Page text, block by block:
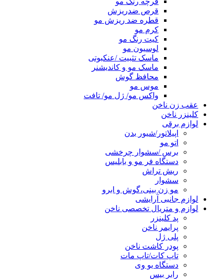
قرص ضدریزش
قطره ضد ریزش مو
کرم مو
کیت رنگ مو
لوسیون مو
ماسک تثبیت /عنکبوتی
ماسک مو و کاندیشنر
محافظ گوش
موس مو
واکس مو/ ژل مو/ تافت
عقب زن ناخن
کلینزر ناخن
لوازم برقی
اپیلاتور/شیور بدن
اتو مو
برس /سشوار چرخشی
دستگاه فر مو و بابلیس
ریش تراش
سشوار
مو زن بینی،گوش و ابرو
لوازم جانبی آرایشی
لوازم و متریال تخصصی ناخن
پد کلینزر
پرایمر ناخن
پلی ژل
پودر کاشت ناخن
تاپ کات/تاپ مات
دستگاه یو وی
رابر بیس